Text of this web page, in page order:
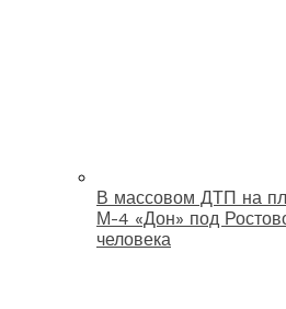
В массовом ДТП на
М-4 «Дон» под
человека